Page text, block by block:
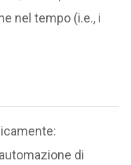
nel tempo (i.e., i
di